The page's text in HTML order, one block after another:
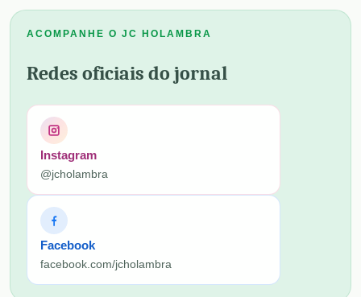
ACOMPANHE O JC HOLAMBRA
Redes oficiais do jornal
Instagram
@jcholambra
Facebook
facebook.com/jcholambra